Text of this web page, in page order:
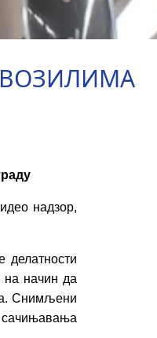
ВОЗИЛИМА
надзор,
на начин да
Снимљени
сачињавања